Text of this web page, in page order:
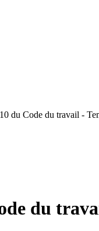
du Code du travail -
du